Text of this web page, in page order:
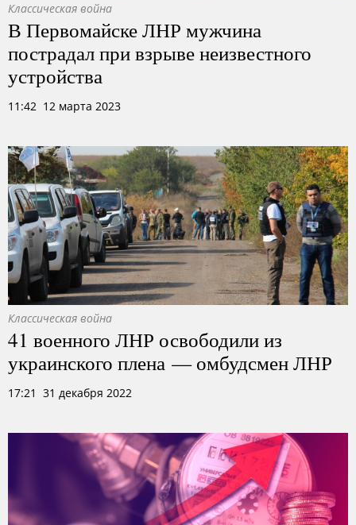
Классическая война
В Первомайске ЛНР мужчина
пострадал при взрыве неизвестного
устройства
11:42 12 марта 2023
Классическая война
41 военного ЛНР освободили из
украинского плена — омбудсмен ЛНР
17:21 31 декабря 2022